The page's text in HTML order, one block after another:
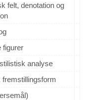
felt, denotation og
figurer
analyse
fremstillingsform